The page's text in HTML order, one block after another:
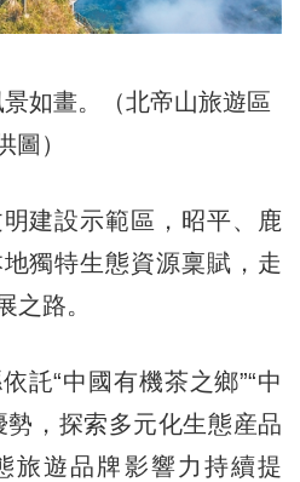
如畫。（北帝山旅遊區
圖）
設示範區，昭平、鹿
獨特生態資源稟賦，走
之路。
“中國有機茶之鄉”“中
勢，探索多元化生態産品
旅遊品牌影響力持續提